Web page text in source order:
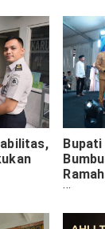
Bupati
Mobil